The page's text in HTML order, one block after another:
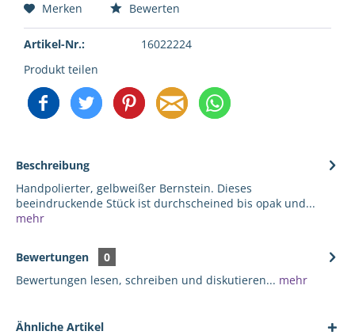
Merken Bewerten
Artikel-Nr.:
16022224
Produkt teilen
Beschreibung
Handpolierter, gelbweißer Bernstein. Dieses
beeindruckende Stück ist durchscheined bis opak und...
mehr
Bewertungen
0
Bewertungen lesen, schreiben und diskutieren... mehr
Ähnliche Artikel